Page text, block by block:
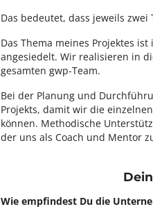
Das bedeutet, dass jeweils
Das Thema meines Projektes
angesiedelt. Wir realisieren in
gesamten gwp-Team.
Bei der Planung und
Projekts, damit wir die
können. Methodische
der uns als Coach und Mentor
Wie empfindest Du die